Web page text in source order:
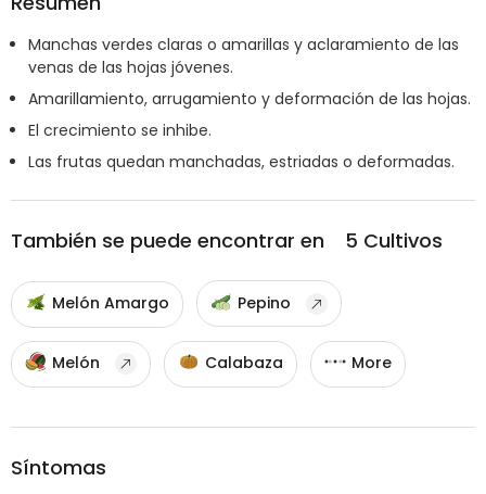
Manchas verdes claras o amarillas y aclaramiento de las
venas de las hojas jóvenes.
Amarillamiento, arrugamiento y deformación de las hojas.
El crecimiento se inhibe.
Las frutas quedan manchadas, estriadas o deformadas.
También se puede encontrar en 5 Cultivos
Melón Amargo Pepino
Melón Calabaza More
Síntomas